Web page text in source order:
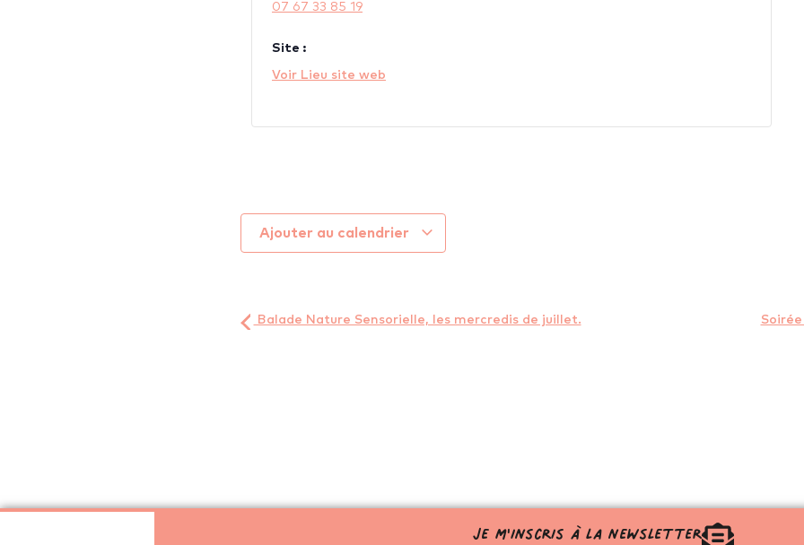
07 67 33 85 19
Site :
Voir Lieu site web
Ajouter au calendrier
Balade Nature Sensorielle, les mercredis de juillet.
Je m'inscris à la newsletter